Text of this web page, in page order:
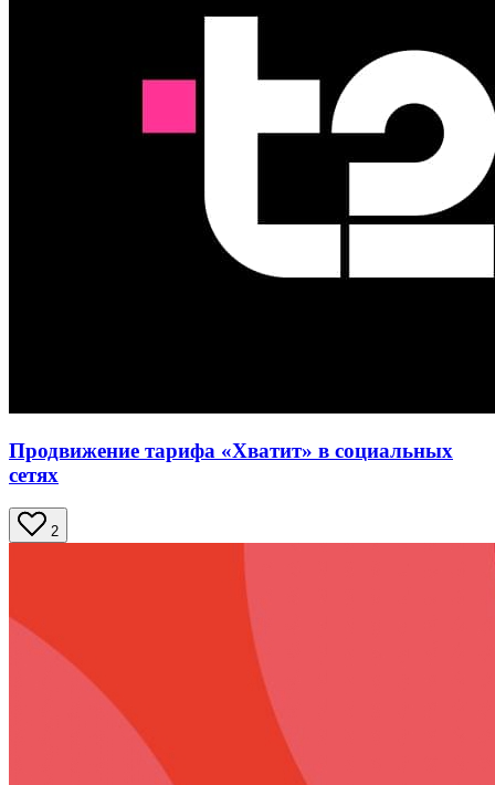
Продвижение тарифа «Хватит» в социальных
сетях
2